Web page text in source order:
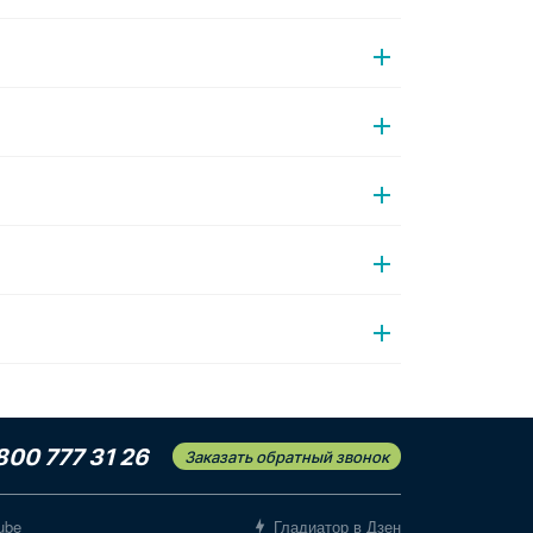
777 31 26 Заказать обратный звонок
Гладиатор в Дзен